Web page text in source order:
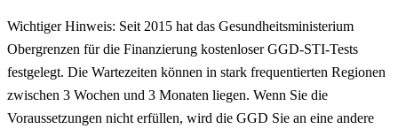
Wichtiger Hinweis: Seit 2015 hat das Gesundheitsministerium
Obergrenzen für die Finanzierung kostenloser GGD-STI-Tests
festgelegt. Die Wartezeiten können in stark frequentierten Regionen
zwischen 3 Wochen und 3 Monaten liegen. Wenn Sie die
Voraussetzungen nicht erfüllen, wird die GGD Sie an eine andere